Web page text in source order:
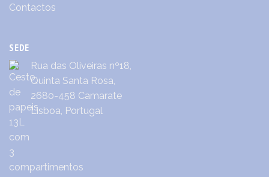
Contactos
SEDE
Rua das Oliveiras nº18,
Quinta Santa Rosa,
2680-458 Camarate
Lisboa, Portugal